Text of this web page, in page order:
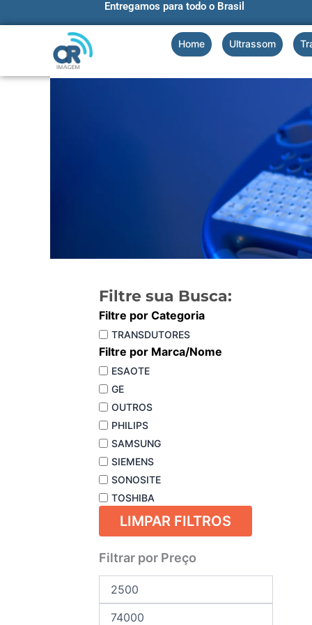
para
Entregamos para todo o Brasil
Home Ultrassom
Filtre sua Busca:
Filtre por Categoria
TRANSDUTORES
Filtre por Marca/Nome
ESAOTE
GE
OUTROS
PHILIPS
SAMSUNG
SIEMENS
SONOSITE
TOSHIBA
LIMPAR FILTROS
Filtrar por Preço
Preço
Preço